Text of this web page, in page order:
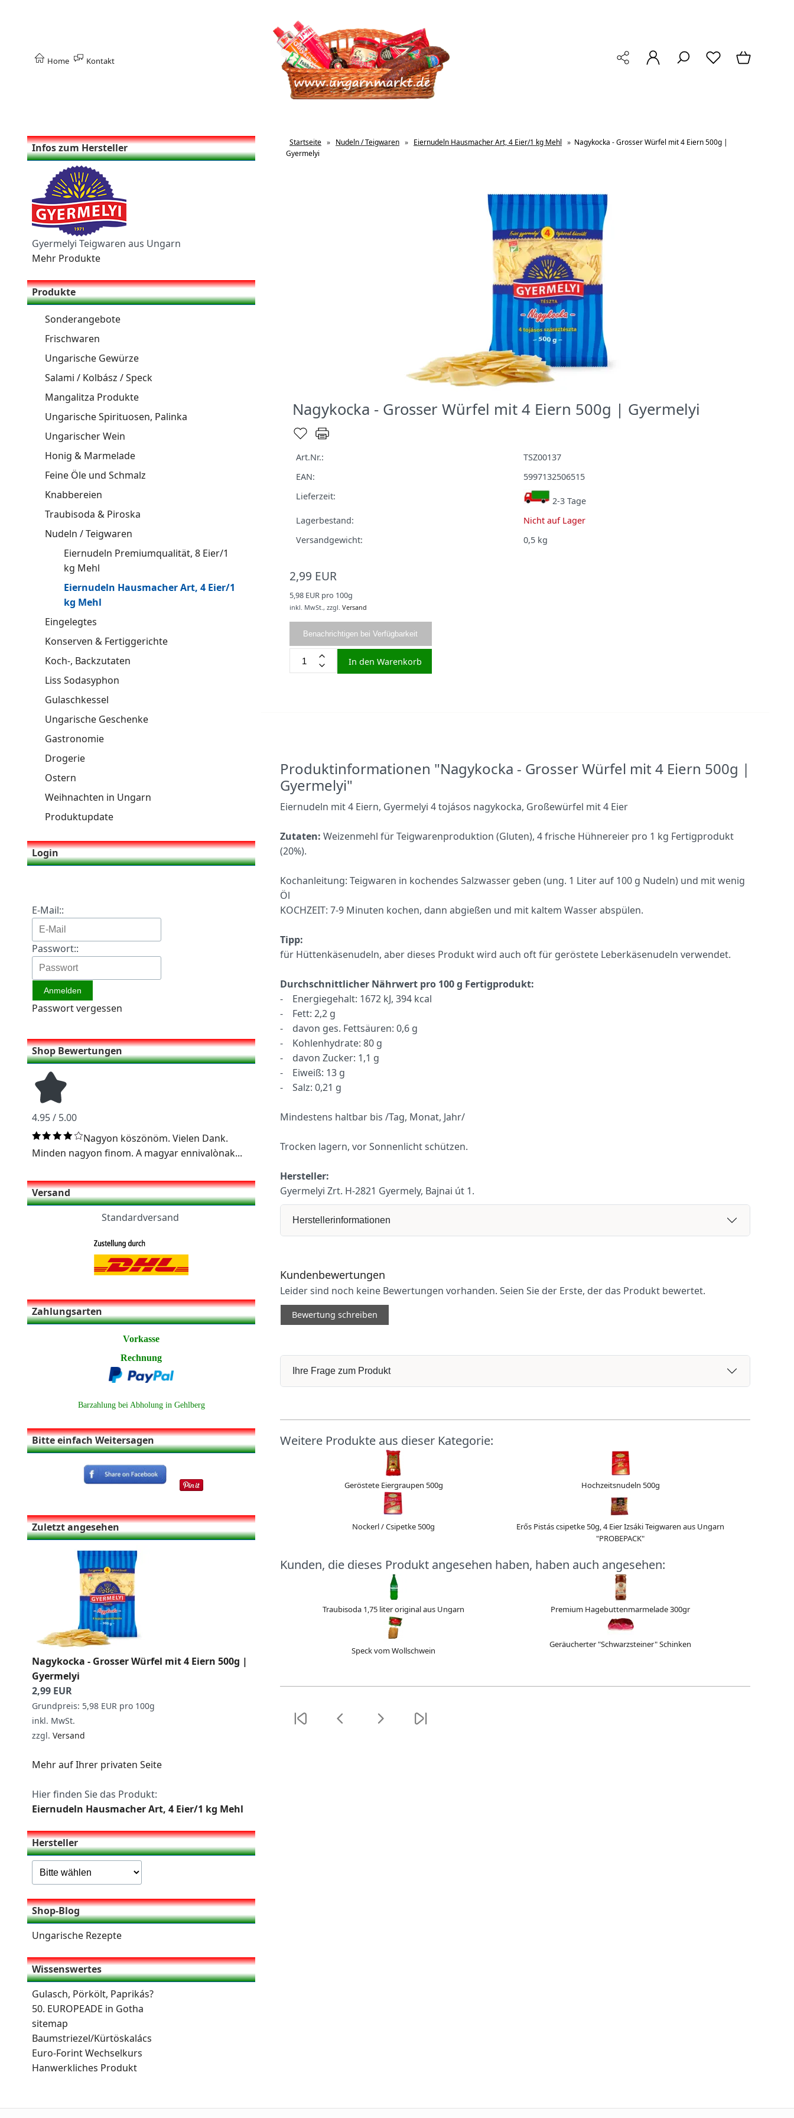
Home Kontakt
Infos zum Hersteller
Gyermelyi Teigwaren aus Ungarn
Mehr Produkte
Produkte
Sonderangebote
Frischwaren
Ungarische Gewürze
Salami / Kolbász / Speck
Mangalitza Produkte
Ungarische Spirituosen, Palinka
Ungarischer Wein
Honig & Marmelade
Feine Öle und Schmalz
Knabbereien
Traubisoda & Piroska
Nudeln / Teigwaren
Eiernudeln Premiumqualität, 8 Eier/1
kg Mehl
Eiernudeln Hausmacher Art, 4 Eier/1
kg Mehl
Eingelegtes
Konserven & Fertiggerichte
Koch-, Backzutaten
Liss Sodasyphon
Gulaschkessel
Ungarische Geschenke
Gastronomie
Drogerie
Ostern
Weihnachten in Ungarn
Produktupdate
Login
E-Mail::
Passwort::
Passwort vergessen
Shop Bewertungen
4.95 / 5.00
Nagyon köszönöm. Vielen Dank.
Minden nagyon finom. A magyar ennivalònak...
Versand
Standardversand
Zahlungsarten
Vorkasse
Rechnung
Barzahlung bei Abholung in Gehlberg
Bitte einfach Weitersagen
Zuletzt angesehen
Nagykocka - Grosser Würfel mit 4 Eiern 500g |
Gyermelyi
2,99 EUR
Grundpreis: 5,98 EUR pro 100g
inkl. MwSt.
zzgl. Versand
Mehr auf Ihrer privaten Seite
Hier finden Sie das Produkt:
Eiernudeln Hausmacher Art, 4 Eier/1 kg Mehl
Hersteller
Shop-Blog
Ungarische Rezepte
Wissenswertes
Gulasch, Pörkölt, Paprikás?
50. EUROPEADE in Gotha
sitemap
Baumstriezel/Kürtöskalács
Euro-Forint Wechselkurs
Hanwerkliches Produkt
Startseite » Nudeln / Teigwaren » Eiernudeln Hausmacher Art, 4 Eier/1 kg Mehl » Nagykocka - Grosser Würfel mit 4 Eiern 500g |
Gyermelyi
Nagykocka - Grosser Würfel mit 4 Eiern 500g | Gyermelyi
Art.Nr.:
TSZ00137
EAN:
5997132506515
Lieferzeit:
2-3 Tage
Lagerbestand:
Nicht auf Lager
Versandgewicht:
0,5 kg
2,99 EUR
5,98 EUR pro 100g
inkl. MwSt., zzgl. Versand
Benachrichtigen bei Verfügbarkeit
In den Warenkorb
Produktinformationen "Nagykocka - Grosser Würfel mit 4 Eiern 500g |
Gyermelyi"
Eiernudeln mit 4 Eiern, Gyermelyi 4 tojásos nagykocka, Großewürfel mit 4 Eier
Zutaten: Weizenmehl für Teigwarenproduktion (Gluten), 4 frische Hühnereier pro 1 kg Fertigprodukt
(20%).
Kochanleitung: Teigwaren in kochendes Salzwasser geben (ung. 1 Liter auf 100 g Nudeln) und mit wenig
Öl
KOCHZEIT: 7-9 Minuten kochen, dann abgießen und mit kaltem Wasser abspülen.
Tipp:
für Hüttenkäsenudeln, aber dieses Produkt wird auch oft für geröstete Leberkäsenudeln verwendet.
Durchschnittlicher Nährwert pro 100 g Fertigprodukt:
- Energiegehalt: 1672 kJ, 394 kcal
- Fett: 2,2 g
- davon ges. Fettsäuren: 0,6 g
- Kohlenhydrate: 80 g
- davon Zucker: 1,1 g
- Eiweiß: 13 g
- Salz: 0,21 g
Mindestens haltbar bis /Tag, Monat, Jahr/
Trocken lagern, vor Sonnenlicht schützen.
Hersteller:
Gyermelyi Zrt. H-2821 Gyermely, Bajnai út 1.
Herstellerinformationen
Kundenbewertungen
Leider sind noch keine Bewertungen vorhanden. Seien Sie der Erste, der das Produkt bewertet.
Bewertung schreiben
Ihre Frage zum Produkt
Weitere Produkte aus dieser Kategorie:
Geröstete Eiergraupen 500g Hochzeitsnudeln 500g
Nockerl / Csipetke 500g
Erős Pistás csipetke 50g, 4 Eier Izsáki Teigwaren aus Ungarn
"PROBEPACK"
Kunden, die dieses Produkt angesehen haben, haben auch angesehen:
Traubisoda 1,75 liter original aus Ungarn Premium Hagebuttenmarmelade 300gr
Speck vom Wollschwein
Geräucherter "Schwarzsteiner" Schinken